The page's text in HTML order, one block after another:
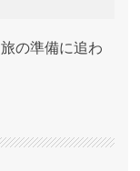
の準備に追わ